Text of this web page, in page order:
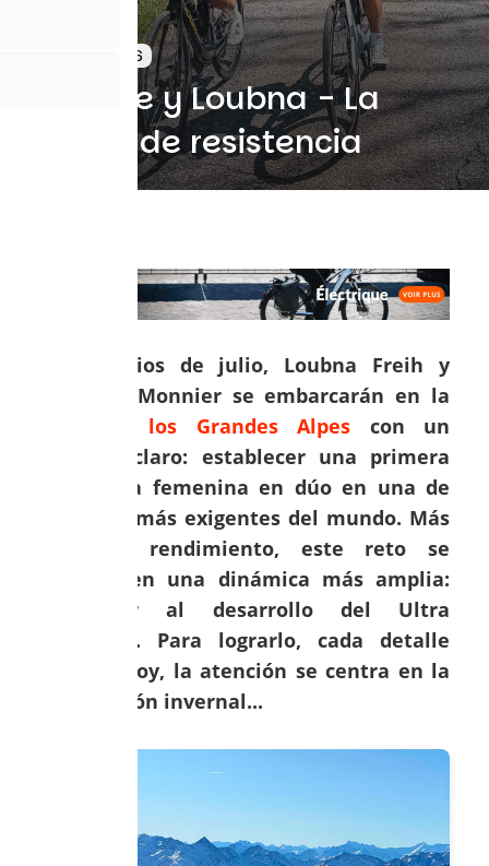
11 Mayo 2026
Nathalie y Loubna - La
fábrica de resistencia
A principios de julio, Loubna Freih y
Nathalie Monnier se embarcarán en la
Ruta de los Grandes Alpes con un
objetivo claro: establecer una primera
referencia femenina en dúo en una de
las rutas más exigentes del mundo. Más
allá del rendimiento, este reto se
inscribe en una dinámica más amplia:
contribuir al desarrollo del Ultra
femenino. Para lograrlo, cada detalle
cuenta. Hoy, la atención se centra en la
preparación invernal...